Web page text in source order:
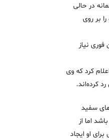
در حالی
بر روی
فوری نیاز
بیمار است اعلام کرد که وی
کرده‌اند.
سفید
اما از
او ایجاد